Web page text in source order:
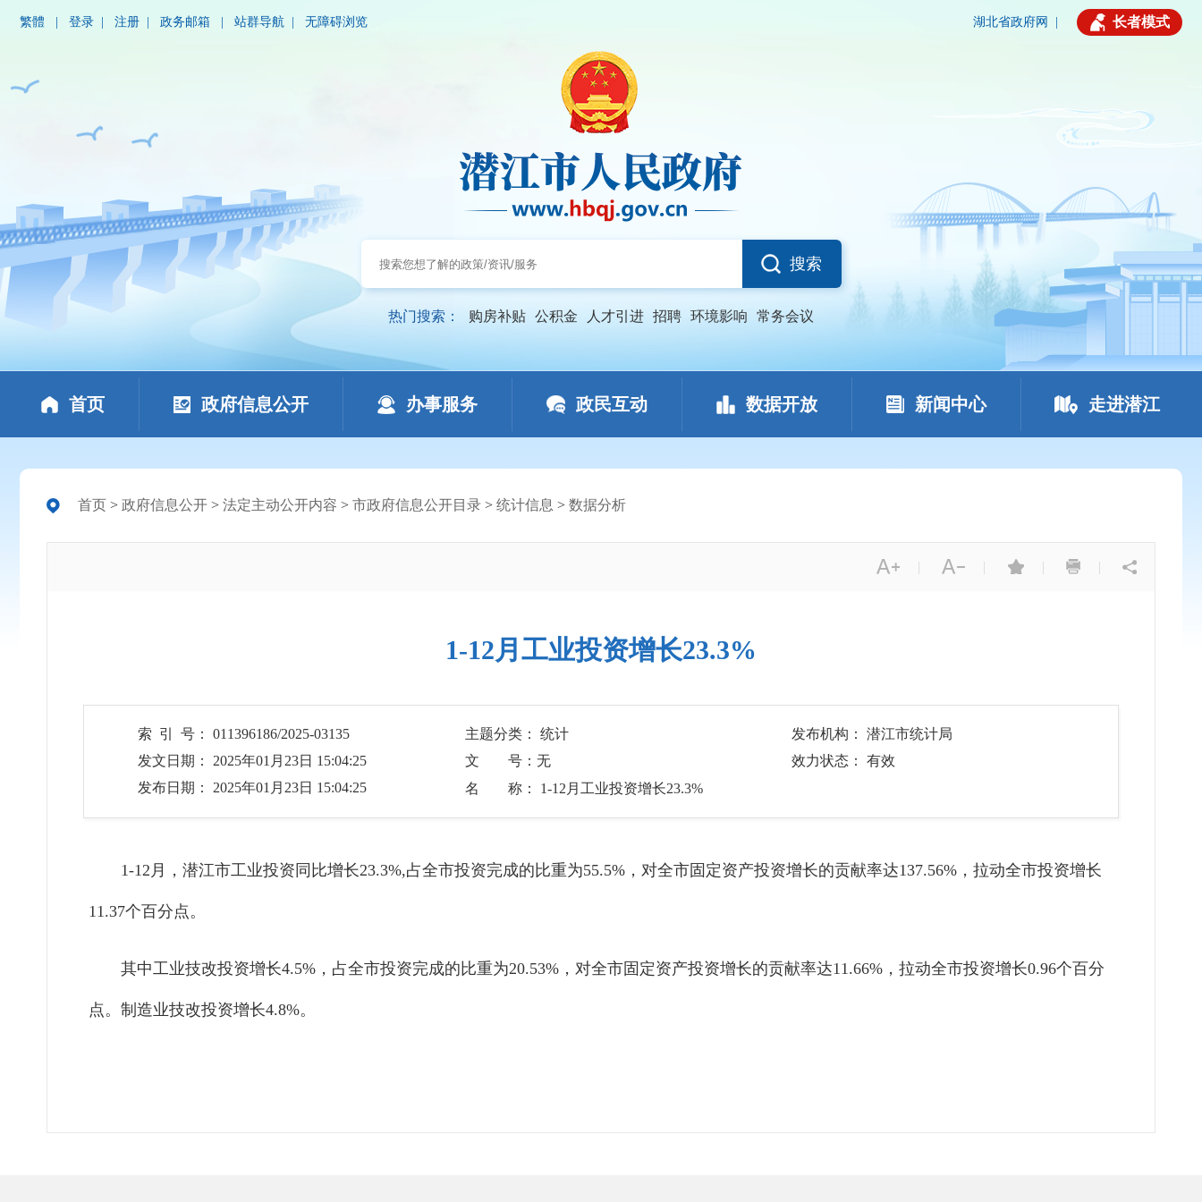
繁體 登录 注册 政务邮箱 站群导航 无障碍浏览 湖北省政府网 长者模式
搜索
热门搜索： 购房补贴 公积金 人才引进 招聘 环境影响 常务会议
首页 政府信息公开 办事服务 政民互动 数据开放 新闻中心 走进潜江
首页 > 政府信息公开 > 法定主动公开内容 > 市政府信息公开目录 > 统计信息 > 数据分析
| | | |
1-12月工业投资增长23.3%
索 引 号： 011396186/2025-03135 主题分类： 统计
发布机构： 潜江市统计局
发文日期： 2025年01月23日 15:04:25
文 号：无
效力状态： 有效
发布日期： 2025年01月23日 15:04:25
名 称： 1-12月工业投资增长23.3%
1-12月，潜江市工业投资同比增长23.3%,占全市投资完成的比重为55.5%，对全市固定资产投资增长的贡献率达137.56%，拉动全市投资增长
11.37个百分点。
其中工业技改投资增长4.5%，占全市投资完成的比重为20.53%，对全市固定资产投资增长的贡献率达11.66%，拉动全市投资增长0.96个百分
点。制造业技改投资增长4.8%。